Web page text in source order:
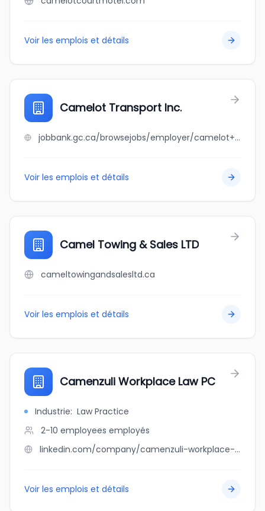
Voir les emplois et détails
Camelot Transport Inc.
jobbank.gc.ca/browsejobs/employer/camelot+transport+inc./ca
Voir les emplois et détails
Camel Towing & Sales LTD
cameltowingandsalesltd.ca
Voir les emplois et détails
Camenzuli Workplace Law PC
Industrie: Law Practice
2-10 employees employés
linkedin.com/company/camenzuli-workplace-law-pc
Voir les emplois et détails